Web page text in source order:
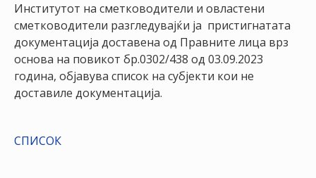
СТАНАМ
ЧЛЕН
НАСТАНИ
КОНТАКТ
ЗА
Институтот на сметководители и овластени
сметководители разгледувајќи ја пристигнатата
документација доставена од Правните лица врз
основа на повикот бр.0302/438 од 03.09.2023
година, објавува список на субјекти кои не
доставиле документација.
СПИСОК